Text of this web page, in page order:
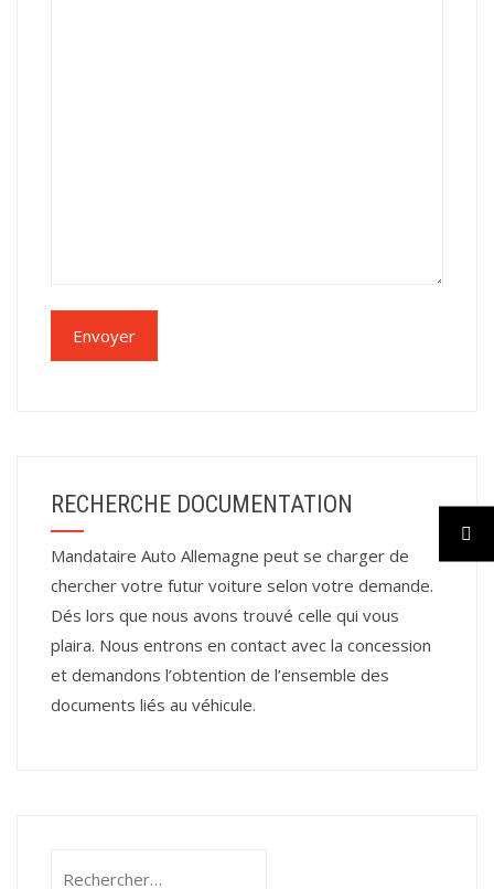
RECHERCHE DOCUMENTATION
Mandataire Auto Allemagne peut se charger de
chercher votre futur voiture selon votre demande.
Dés lors que nous avons trouvé celle qui vous
plaira. Nous entrons en contact avec la concession
et demandons l’obtention de l’ensemble des
documents liés au véhicule.